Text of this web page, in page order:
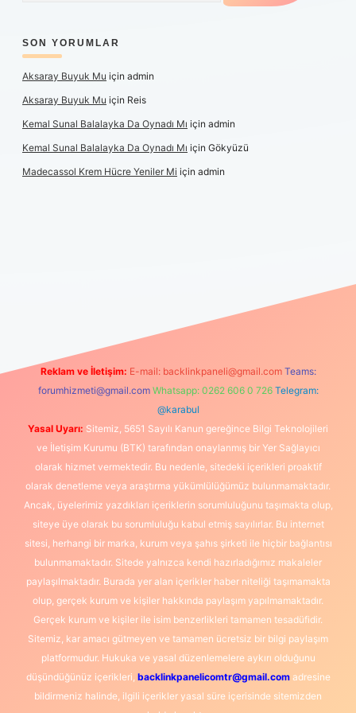
SON YORUMLAR
Aksaray Buyuk Mu için admin
Aksaray Buyuk Mu için Reis
Kemal Sunal Balalayka Da Oynadı Mı için admin
Kemal Sunal Balalayka Da Oynadı Mı için Gökyüzü
Madecassol Krem Hücre Yeniler Mi için admin
Reklam ve İletişim: E-mail: backlinkpaneli@gmail.com Teams:
forumhizmeti@gmail.com Whatsapp: 0262 606 0 726 Telegram:
@karabul
Yasal Uyarı: Sitemiz, 5651 Sayılı Kanun gereğince Bilgi Teknolojileri
ve İletişim Kurumu (BTK) tarafından onaylanmış bir Yer Sağlayıcı
olarak hizmet vermektedir. Bu nedenle, sitedeki içerikleri proaktif
olarak denetleme veya araştırma yükümlülüğümüz bulunmamaktadır.
Ancak, üyelerimiz yazdıkları içeriklerin sorumluluğunu taşımakta olup,
siteye üye olarak bu sorumluluğu kabul etmiş sayılırlar. Bu internet
sitesi, herhangi bir marka, kurum veya şahıs şirketi ile hiçbir bağlantısı
bulunmamaktadır. Sitede yalnızca kendi hazırladığımız makaleler
paylaşılmaktadır. Burada yer alan içerikler haber niteliği taşımamakta
olup, gerçek kurum ve kişiler hakkında paylaşım yapılmamaktadır.
Gerçek kurum ve kişiler ile isim benzerlikleri tamamen tesadüfidir.
Sitemiz, kar amacı gütmeyen ve tamamen ücretsiz bir bilgi paylaşım
platformudur. Hukuka ve yasal düzenlemelere aykırı olduğunu
düşündüğünüz içerikleri, backlinkpanelicomtr@gmail.comadresine
bildirmeniz halinde, ilgili içerikler yasal süre içerisinde sitemizden